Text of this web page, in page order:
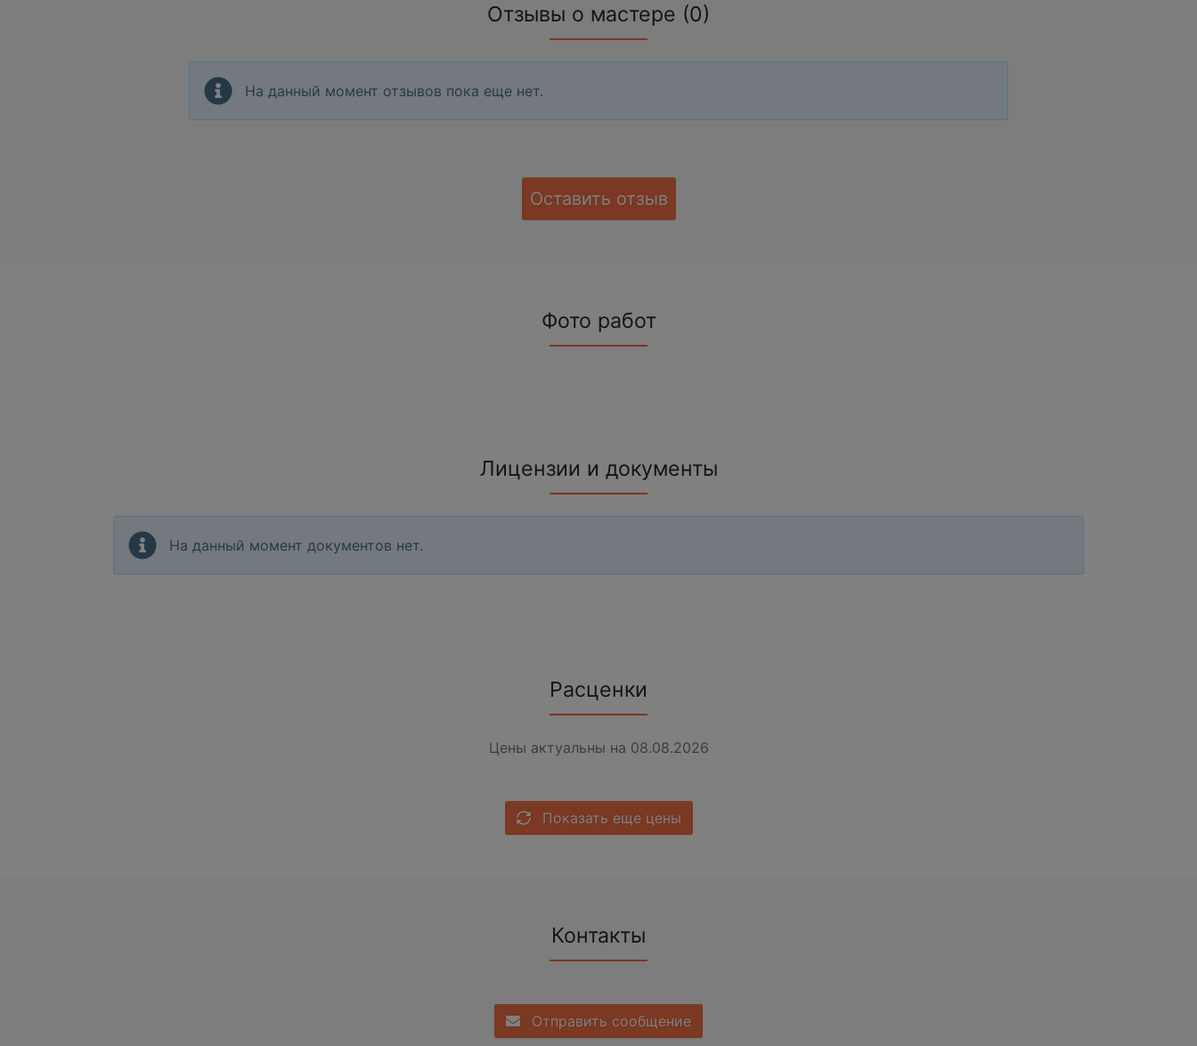
Отзывы о мастере (0)
На данный момент отзывов пока еще нет.
Оставить отзыв
Фото работ
Лицензии и документы
На данный момент документов нет.
Расценки
Цены актуальны на 08.08.2026
Показать еще цены
Контакты
Отправить сообщение